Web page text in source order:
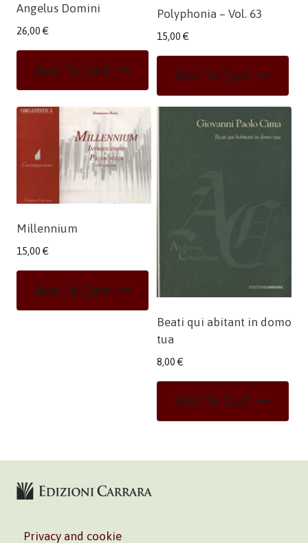
Angelus Domini
26,00 €
Add To Cart
Polyphonia – Vol. 63
15,00 €
Add To Cart
Millennium
15,00 €
Add To Cart
Beati qui abitant in domo
tua
8,00 €
Add To Cart
Privacy and cookie